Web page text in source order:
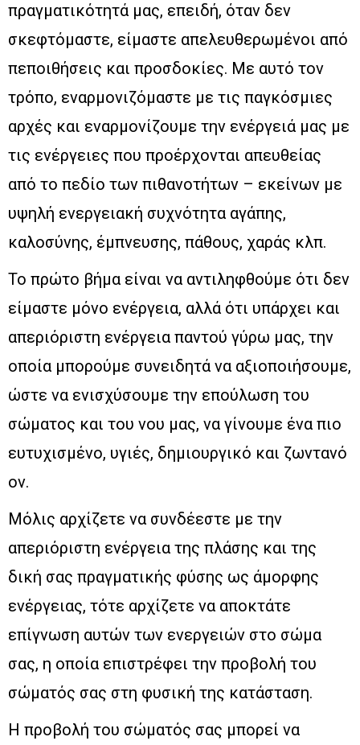
πραγματικότητά μας, επειδή, όταν δεν
σκεφτόμαστε, είμαστε απελευθερωμένοι από
πεποιθήσεις και προσδοκίες. Με αυτό τον
τρόπο, εναρμονιζόμαστε με τις παγκόσμιες
αρχές και εναρμονίζουμε την ενέργειά μας με
τις ενέργειες που προέρχονται απευθείας
από το πεδίο των πιθανοτήτων – εκείνων με
υψηλή ενεργειακή συχνότητα αγάπης,
καλοσύνης, έμπνευσης, πάθους, χαράς κλπ.
Το πρώτο βήμα είναι να αντιληφθούμε ότι δεν
είμαστε μόνο ενέργεια, αλλά ότι υπάρχει και
απεριόριστη ενέργεια παντού γύρω μας, την
οποία μπορούμε συνειδητά να αξιοποιήσουμε,
ώστε να ενισχύσουμε την επούλωση του
σώματος και του νου μας, να γίνουμε ένα πιο
ευτυχισμένο, υγιές, δημιουργικό και ζωντανό
ον.
Μόλις αρχίζετε να συνδέεστε με την
απεριόριστη ενέργεια της πλάσης και της
δική σας πραγματικής φύσης ως άμορφης
ενέργειας, τότε αρχίζετε να αποκτάτε
επίγνωση αυτών των ενεργειών στο σώμα
σας, η οποία επιστρέφει την προβολή του
σώματός σας στη φυσική της κατάσταση.
Η προβολή του σώματός σας μπορεί να